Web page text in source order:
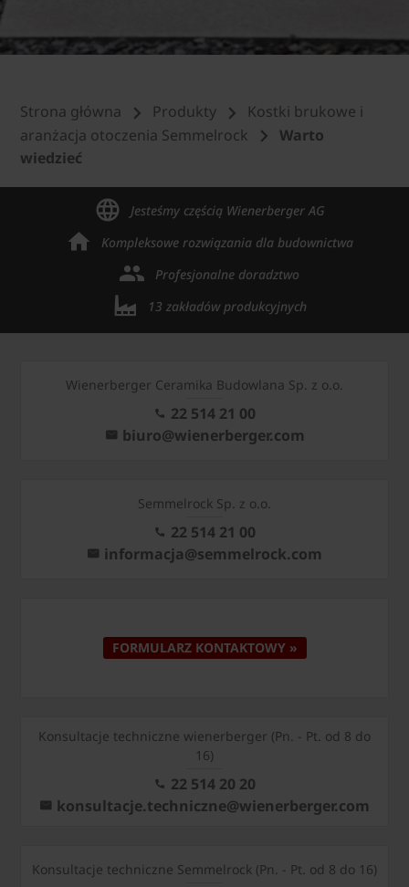
Strona główna Produkty
Kostki brukowe i
aranżacja otoczenia Semmelrock
Warto
wiedzieć
Jesteśmy częścią Wienerberger AG
Kompleksowe rozwiązania dla budownictwa
Profesjonalne doradztwo
13 zakładów produkcyjnych
Wienerberger Ceramika Budowlana Sp. z o.o.
22 514 21 00
biuro@wienerberger.com
Semmelrock Sp. z o.o.
22 514 21 00
informacja@semmelrock.com
FORMULARZ KONTAKTOWY »
Konsultacje techniczne wienerberger (Pn. - Pt. od 8 do
16)
22 514 20 20
konsultacje.techniczne@wienerberger.com
Konsultacje techniczne Semmelrock (Pn. - Pt. od 8 do 16)